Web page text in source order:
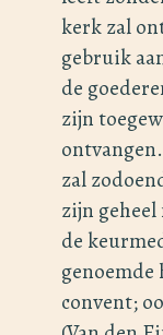
kerk zal
gebruik
de
zijn
zal
zijn
de
genoemde
convent;